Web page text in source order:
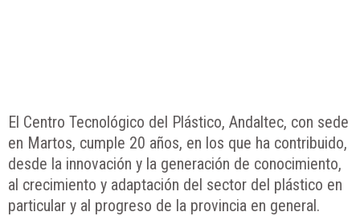
El Centro Tecnológico del Plástico, Andaltec, con sede
en Martos, cumple 20 años, en los que ha contribuido,
desde la innovación y la generación de conocimiento,
al crecimiento y adaptación del sector del plástico en
particular y al progreso de la provincia en general.